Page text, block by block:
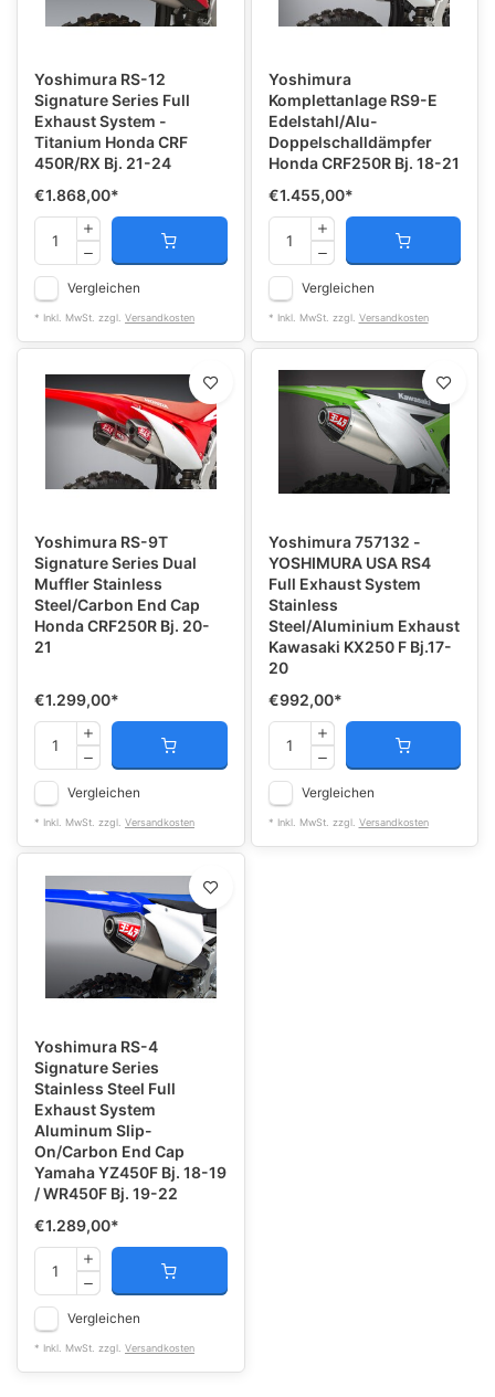
Yoshimura RS-12
Signature Series Full
Exhaust System -
Titanium Honda CRF
450R/RX Bj. 21-24
€1.868,00*
Vergleichen
* Inkl. MwSt. zzgl. Versandkosten
Yoshimura
Komplettanlage RS9-E
Edelstahl/Alu-
Doppelschalldämpfer
Honda CRF250R Bj. 18-21
€1.455,00*
Vergleichen
* Inkl. MwSt. zzgl. Versandkosten
Yoshimura RS-9T
Signature Series Dual
Muffler Stainless
Steel/Carbon End Cap
Honda CRF250R Bj. 20-
21
€1.299,00*
Vergleichen
* Inkl. MwSt. zzgl. Versandkosten
Yoshimura 757132 -
YOSHIMURA USA RS4
Full Exhaust System
Stainless
Steel/Aluminium Exhaust
Kawasaki KX250 F Bj.17-
20
€992,00*
Vergleichen
* Inkl. MwSt. zzgl. Versandkosten
Yoshimura RS-4
Signature Series
Stainless Steel Full
Exhaust System
Aluminum Slip-
On/Carbon End Cap
Yamaha YZ450F Bj. 18-19
/ WR450F Bj. 19-22
€1.289,00*
Vergleichen
* Inkl. MwSt. zzgl. Versandkosten